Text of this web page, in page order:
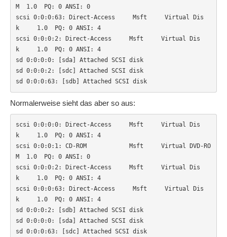
M  1.0  PQ: 0 ANSI: 0
scsi 0:0:0:63: Direct-Access     Msft     Virtual Dis
k     1.0  PQ: 0 ANSI: 4
scsi 0:0:0:2: Direct-Access     Msft     Virtual Dis
k     1.0  PQ: 0 ANSI: 4
sd 0:0:0:0: [sda] Attached SCSI disk
sd 0:0:0:2: [sdc] Attached SCSI disk
sd 0:0:0:63: [sdb] Attached SCSI disk
Normalerweise sieht das aber so aus:
scsi 0:0:0:0: Direct-Access     Msft     Virtual Dis
k     1.0  PQ: 0 ANSI: 4
scsi 0:0:0:1: CD-ROM            Msft     Virtual DVD-RO
M  1.0  PQ: 0 ANSI: 0
scsi 0:0:0:2: Direct-Access     Msft     Virtual Dis
k     1.0  PQ: 0 ANSI: 4
scsi 0:0:0:63: Direct-Access     Msft     Virtual Dis
k     1.0  PQ: 0 ANSI: 4
sd 0:0:0:2: [sdb] Attached SCSI disk
sd 0:0:0:0: [sda] Attached SCSI disk
sd 0:0:0:63: [sdc] Attached SCSI disk